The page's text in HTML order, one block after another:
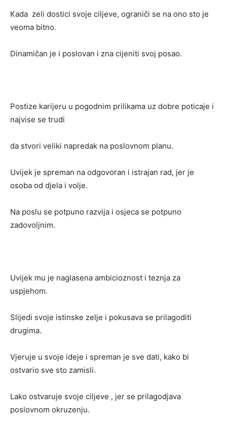
Kada zeli dostici svoje ciljeve, ograniči se na ono sto je
veoma bitno.
Dinamičan je i poslovan i zna cijeniti svoj posao.
Postize karijeru u pogodnim prilikama uz dobre poticaje i
najvise se trudi
da stvori veliki napredak na poslovnom planu.
Uvijek je spreman na odgovoran i istrajan rad, jer je
osoba od djela i volje.
Na poslu se potpuno razvija i osjeca se potpuno
zadovoljnim.
Uvijek mu je naglasena ambicioznost i teznja za
uspjehom.
Slijedi svoje istinske zelje i pokusava se prilagoditi
drugima.
Vjeruje u svoje ideje i spreman je sve dati, kako bi
ostvario sve sto zamisli.
Lako ostvaruje svoje ciljeve , jer se prilagodjava
poslovnom okruzenju.